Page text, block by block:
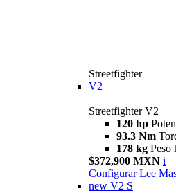
Streetfighter
V2
Streetfighter V2
120 hp
93.3 Nm
178 kg Peso
$372,900 MXN i
Configurar Lee
new V2 S